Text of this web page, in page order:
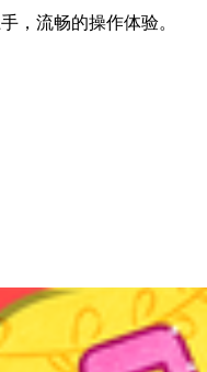
，流畅的操作体验。